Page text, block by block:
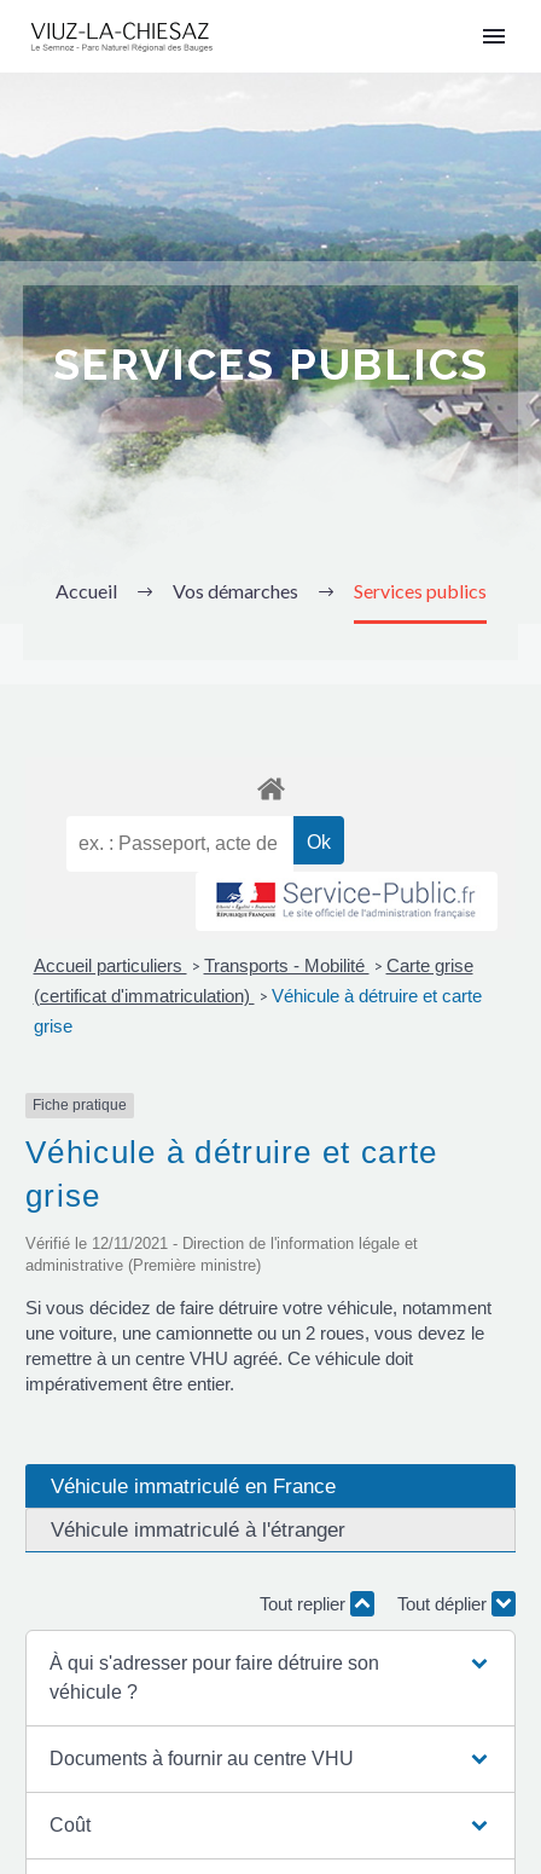
SERVICES PUBLICS
Accueil Vos démarches Services publics
Accueil particuliers > Transports - Mobilité > Carte grise
(certificat d'immatriculation)
> Véhicule à détruire et carte
grise
Fiche pratique
Véhicule à détruire et carte
grise
Vérifié le 12/11/2021 - Direction de l'information légale et
administrative (Première ministre)
Si vous décidez de faire détruire votre véhicule, notamment
une voiture, une camionnette ou un 2 roues, vous devez le
remettre à un centre VHU agréé. Ce véhicule doit
impérativement être entier.
Véhicule immatriculé en France
Véhicule immatriculé à l'étranger
Tout replier Tout déplier
À qui s'adresser pour faire détruire son
véhicule ?
Documents à fournir au centre VHU
Coût